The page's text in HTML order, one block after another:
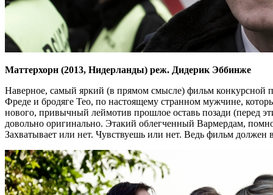
Маттерхорн (2013, Нидерланды) реж. Дидерик Эббинже
Наверное, самый яркий (в прямом смысле) фильм конкурсной
Фреде и бродяге Тео, по настоящему странном мужчине,
нового, привычный леймотив прошлое оставь позади (перед
довольно оригинально. Этакий облегченный Вармердам,
Захватывает или нет. Чувствуешь или нет. Ведь фильм должен